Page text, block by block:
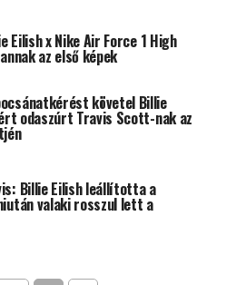
Eilish x Nike Air Force 1 High
az első képek
követel Billie
odaszúrt Travis Scott-nak az
Billie Eilish leállította a
valaki rosszul lett a